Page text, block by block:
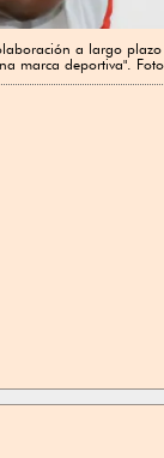
a largo
marca deportiva".